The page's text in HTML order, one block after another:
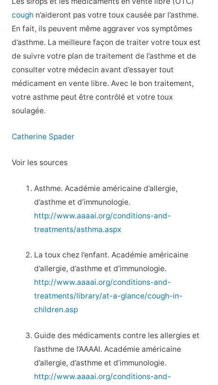
cough n’aideront pas votre toux causée par l’asthme.
En fait, ils peuvent même aggraver vos symptômes
d’asthme. La meilleure façon de traiter votre toux est
de suivre votre plan de traitement de l’asthme et de
consulter votre médecin avant d’essayer tout
médicament en vente libre. Avec le bon traitement,
votre asthme peut être contrôlé et votre toux
soulagée.
Catherine Spader
Voir les sources
Asthme. Académie américaine d’allergie,
d’asthme et d’immunologie.
http://www.aaaai.org/conditions-and-
treatments/asthma.aspx
La toux chez l’enfant. Académie américaine
d’allergie, d’asthme et d’immunologie.
http://www.aaaai.org/conditions-and-
treatments/library/at-a-glance/cough-in-
children.asp
Guide des médicaments contre les allergies et
l’asthme de l’AAAAI. Académie américaine
d’allergie, d’asthme et d’immunologie.
http://www.aaaai.org/conditions-and-